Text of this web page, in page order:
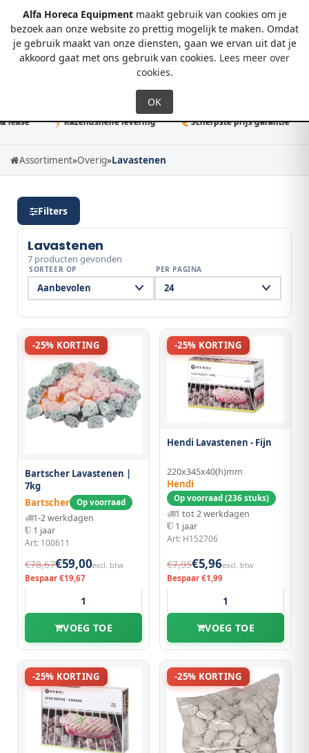
Alfa Horeca Equipmentmaakt gebruik van cookies om je
bezoek aan onze website zo prettig mogelijk te maken. Omdat
je gebruik maakt van onze diensten, gaan we ervan uit dat je
akkoord gaat met ons gebruik van cookies. Lees meer over
cookies.
0
Razendsnelle levering Scherpste prijs garantie
Assortiment»Overig»Lavastenen
Filters
Lavastenen
7 producten gevonden
SORTEER OP PER PAGINA
-25% KORTING
Bartscher Lavastenen |
7kg
Bartscher
Op voorraad
1-2 werkdagen
1 jaar
Art: 100611
€78,67€59,00excl. btw
Bespaar €19,67
VOEG TOE
-25% KORTING
Hendi Lavastenen - Fijn
220x345x40(h)mm
Hendi
Op voorraad (236 stuks)
1 tot 2 werkdagen
1 jaar
Art: H152706
€7,95€5,96excl. btw
Bespaar €1,99
VOEG TOE
-25% KORTING -25% KORTING